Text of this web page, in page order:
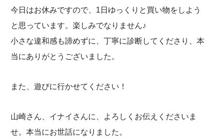
今日はお休みですので、1日ゆっくりと買い物をしよう
と思っています。楽しみでなりません♪
小さな違和感も諦めずに、丁寧に診断してくださり、本
当にありがとうございました。
また、遊びに行かせてください！
山崎さん、イナイさんに、よろしくお伝えくださいま
せ。本当にお世話になりました。